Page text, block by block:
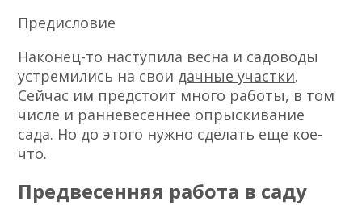
Предисловие
Наконец-то наступила весна и садоводы
устремились на свои дачные участки.
Сейчас им предстоит много работы, в том
числе и ранневесеннее опрыскивание
сада. Но до этого нужно сделать еще кое-
что.
Предвесенняя работа в саду